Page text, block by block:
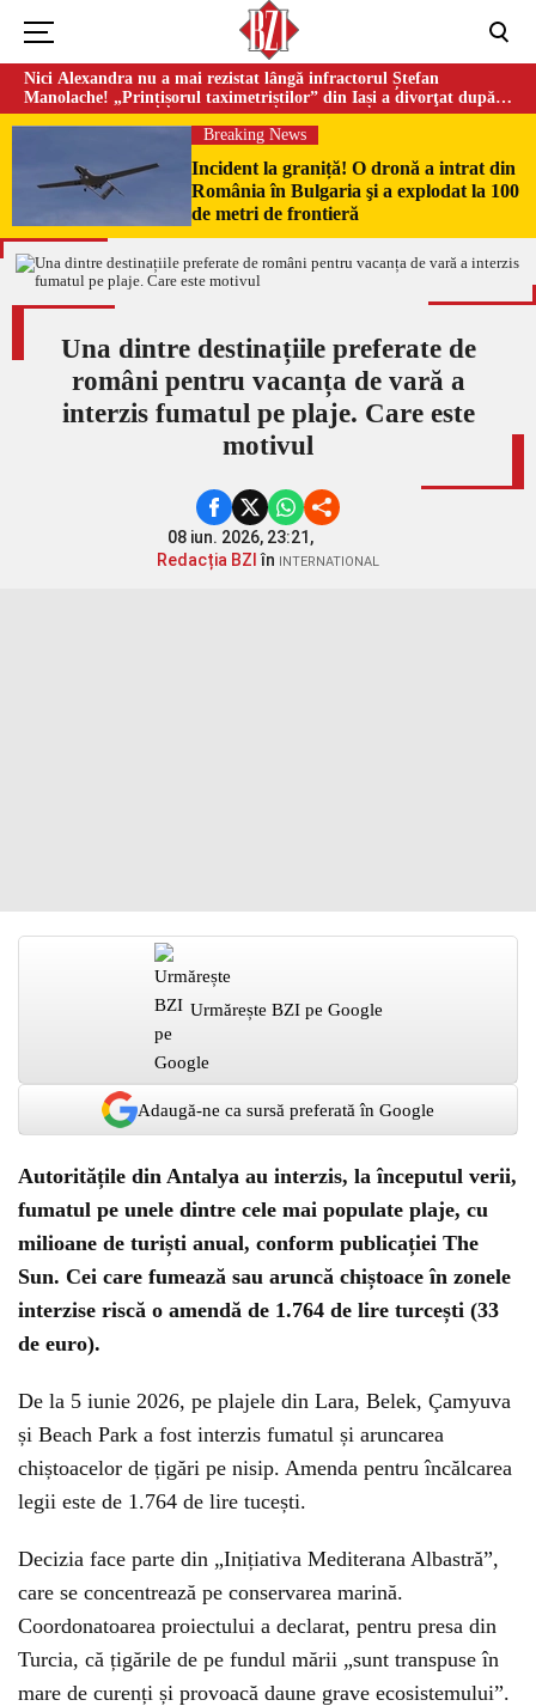
Nici Alexandra nu a mai rezistat lângă infractorul Ștefan
Manolache! „Prințișorul taximetriștilor” din Iași a divorţat după
doi ani de căsnicie
Breaking News
Incident la graniță! O dronă a intrat din
România în Bulgaria şi a explodat la 100
de metri de frontieră
Una dintre destinațiile preferate de
români pentru vacanța de vară a
interzis fumatul pe plaje. Care este
motivul
08 iun. 2026, 23:21,
Redacția BZI în INTERNATIONAL
Urmărește BZI pe Google
Adaugă-ne ca sursă preferată în Google
Autoritățile din Antalya au interzis, la începutul verii,
fumatul pe unele dintre cele mai populate plaje, cu
milioane de turiști anual, conform publicației The
Sun. Cei care fumează sau aruncă chiștoace în zonele
interzise riscă o amendă de 1.764 de lire turcești (33
de euro).
De la 5 iunie 2026, pe plajele din Lara, Belek, Çamyuva
și Beach Park a fost interzis fumatul și aruncarea
chiștoacelor de țigări pe nisip. Amenda pentru încălcarea
legii este de 1.764 de lire tucești.
Decizia face parte din „Inițiativa Mediterana Albastră”,
care se concentrează pe conservarea marină.
Coordonatoarea proiectului a declarat, pentru presa din
Turcia, că țigările de pe fundul mării „sunt transpuse în
mare de curenți și provoacă daune grave ecosistemului”.